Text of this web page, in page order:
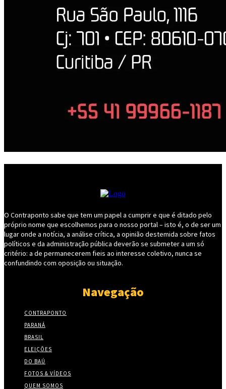
O Contraponto sabe que tem um papel a cumprir e que é ditado pelo
próprio nome que escolhemos para o nosso portal – isto é, o de ser um
lugar onde a notícia, a análise crítica, a opinião destemida sobre fatos
políticos e da administração pública deverão se submeter a um só
critério: a de permanecerem fieis ao interesse coletivo, nunca se
confundindo com oposição ou situação.
Navegação
CONTRAPONTO
PARANÁ
BRASIL
ELEIÇÕES
DO BAÚ
FOTOS & VÍDEOS
QUEM SOMOS